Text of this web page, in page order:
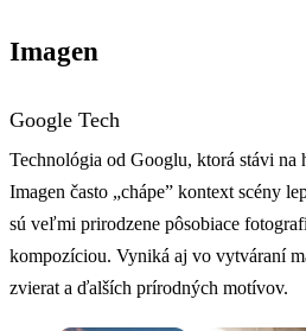
Imagen
Google Tech
Technológia od Googlu, ktorá stávi
Imagen často „chápe” kontext scény
sú veľmi prirodzene pôsobiace
kompozíciou. Vyniká aj vo vytváraní
zvierat a ďalších prírodných motívov.